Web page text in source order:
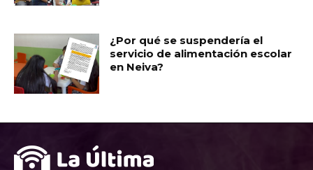
¿Por qué se suspendería el
servicio de alimentación escolar
en Neiva?